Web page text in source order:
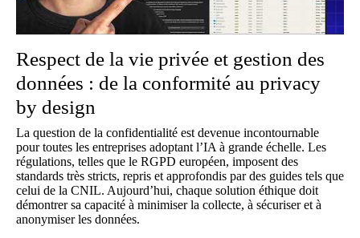
Respect de la vie privée et gestion des
données : de la conformité au privacy
by design
La question de la confidentialité est devenue incontournable
pour toutes les entreprises adoptant l’IA à grande échelle. Les
régulations, telles que le RGPD européen, imposent des
standards très stricts, repris et approfondis par des guides tels que
celui de la CNIL. Aujourd’hui, chaque solution éthique doit
démontrer sa capacité à minimiser la collecte, à sécuriser et à
anonymiser les données.